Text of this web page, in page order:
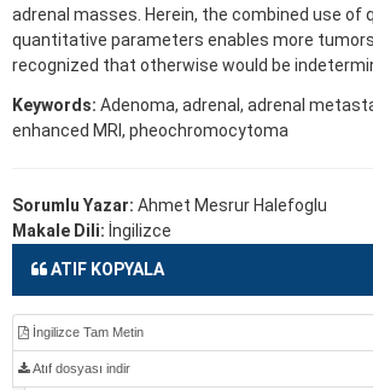
adrenal masses. Herein, the combined use of
quantitative parameters enables more
recognized that otherwise would be
Keywords: Adenoma, adrenal, adrenal
enhanced MRI, pheochromocytoma
Sorumlu Yazar: Ahmet Mesrur Halefoglu
Makale Dili: İngilizce
ATIF KOPYALA
İngilizce Tam Metin
Atıf dosyası indir